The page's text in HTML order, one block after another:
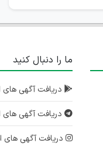
ما را دنبال کنید
دریافت آگهی های
دریافت آگهی های
دریافت آگهی های